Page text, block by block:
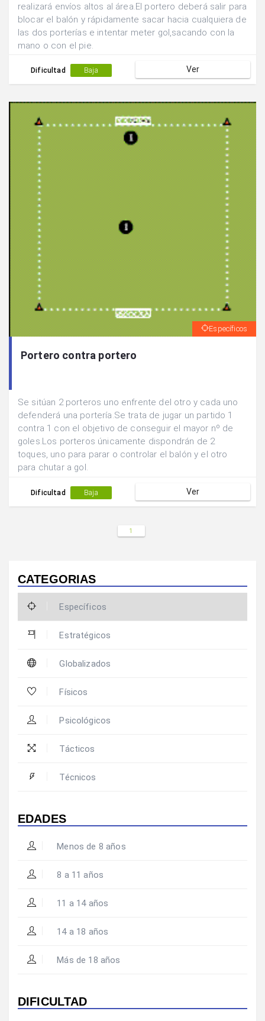
realizará envíos altos al área.El portero deberá salir para
blocar el balón y rápidamente sacar hacia cualquiera de
las dos porterías e intentar meter gol,sacando con la
mano o con el pie.
Dificultad Baja Ver
Específicos
Portero contra portero
Se sitúan 2 porteros uno enfrente del otro y cada uno
defenderá una portería.Se trata de jugar un partido 1
contra 1 con el objetivo de conseguir el mayor nº de
goles.Los porteros únicamente dispondrán de 2
toques, uno para parar o controlar el balón y el otro
para chutar a gol.
Dificultad Baja Ver
1
CATEGORIAS
Específicos
Estratégicos
Globalizados
Físicos
Psicológicos
Tácticos
Técnicos
EDADES
Menos de 8 años
8 a 11 años
11 a 14 años
14 a 18 años
Más de 18 años
DIFICULTAD